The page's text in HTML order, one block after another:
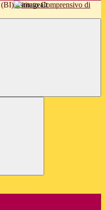
Istituto Comprensivo di